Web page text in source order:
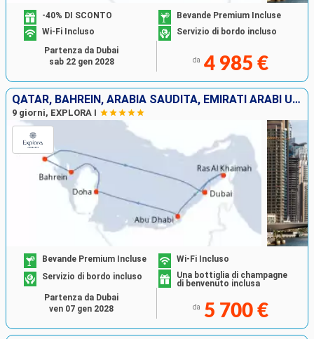
-40% DI SCONTO
Bevande Premium Incluse
Wi-Fi Incluso
Servizio di bordo incluso
da 4 985 €
Partenza da Dubai
sab 22 gen 2028
QATAR, BAHREIN, ARABIA SAUDITA, EMIRATI ARABI UNITI
9 giorni, EXPLORA I
Bevande Premium Incluse
Wi-Fi Incluso
Servizio di bordo incluso
Una bottiglia di champagne
di benvenuto inclusa
da 5 700 €
Partenza da Dubai
ven 07 gen 2028